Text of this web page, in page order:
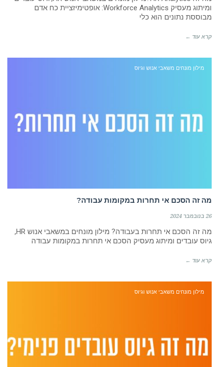
ומיתוג מעסיק Workforce Analytics: אופטימיזציית כח אדם
מבוססת נתונים הוא כלי
קרא עוד ←
מילון מונחים משאבי אנוש וגיוס
מה זה הסכם אי תחרות במקומות עבודה?
26 בנובמבר 2024
מה זה הסכם אי תחרות בעבודה? מילון מונחים במשאבי אנוש HR,
גיוס עובדים ומיתוג מעסיק הסכם אי תחרות במקומות עבודה
קרא עוד ←
מילון מונחים משאבי אנוש וגיוס
רוצה לקבל מידע בדוא"ל מידע על קורסים וסדנאות